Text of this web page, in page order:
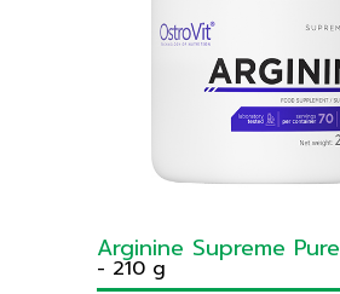
Arginine Supreme Pure
- 210 g